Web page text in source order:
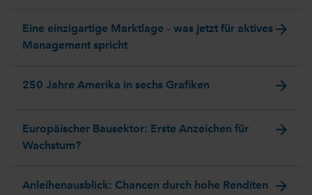
Eine einzigartige Marktlage – was jetzt für aktives
Management spricht
arrow_forward
250 Jahre Amerika in sechs Grafiken arrow_forward
Europäischer Bausektor: Erste Anzeichen für
Wachstum?
arrow_forward
Anleihenausblick: Chancen durch hohe Renditen
arrow_forward